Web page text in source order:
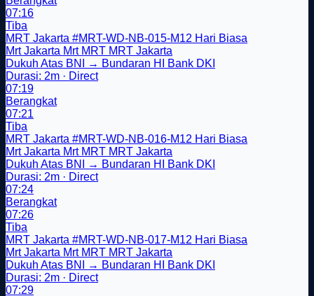
07:16
Tiba
MRT Jakarta #MRT-WD-NB-015-M12 Hari Biasa
Mrt Jakarta Mrt MRT MRT Jakarta
Dukuh Atas BNI → Bundaran HI Bank DKI
Durasi: 2m · Direct
07:19
Berangkat
07:21
Tiba
MRT Jakarta #MRT-WD-NB-016-M12 Hari Biasa
Mrt Jakarta Mrt MRT MRT Jakarta
Dukuh Atas BNI → Bundaran HI Bank DKI
Durasi: 2m · Direct
07:24
Berangkat
07:26
Tiba
MRT Jakarta #MRT-WD-NB-017-M12 Hari Biasa
Mrt Jakarta Mrt MRT MRT Jakarta
Dukuh Atas BNI → Bundaran HI Bank DKI
Durasi: 2m · Direct
07:29